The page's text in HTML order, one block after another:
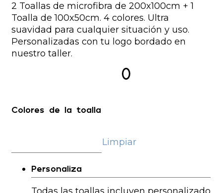
2 Toallas de microfibra de 200x100cm + 1
Toalla de 100x50cm. 4 colores. Ultra
suavidad para cualquier situación y uso.
Personalizadas con tu logo bordado en
nuestro taller.
Colores de la toalla
Limpiar
Personaliza
Todas las toallas incluyen personalizado